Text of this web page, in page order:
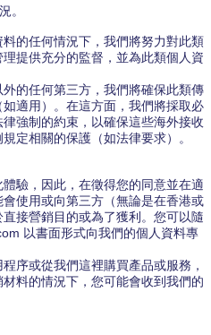
。
的任何情況下，我們將努力對此類
提供充分的監督，並為此類個人資
的任何第三方，我們將確保此類傳
適用）。在這方面，我們將採取必
強制的約束，以確保這些海外接收
定相關的保護（如法律要求）。
驗，因此，在徵得您的同意並在適
使用或向第三方（無論是在香港或
接營銷目的或為了獲利。您可以隨
以書面形式向我們的個人資料專
序或從我們這裡購買產品或服務，
料的情況下，您可能會收到我們的